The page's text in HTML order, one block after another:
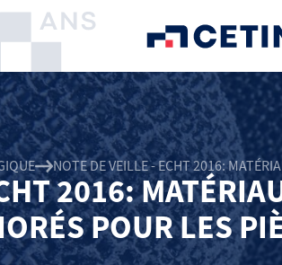
NOTE DE VEILLE - ECHT 2016:
2016:
POUR LES